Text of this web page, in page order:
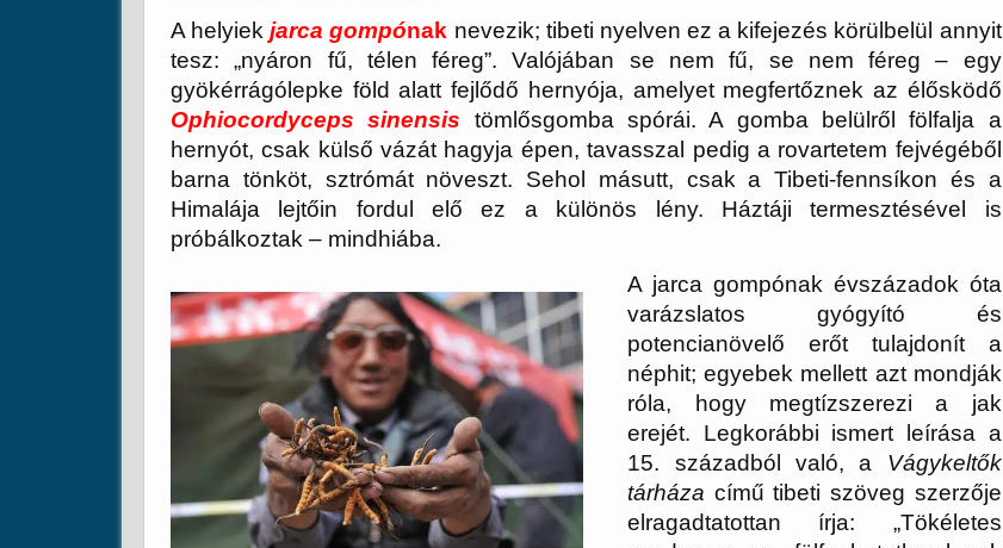
A helyiekjarca gompónak nevezik; tibeti nyelven ez a kifejezés körülbelül annyit
tesz: „nyáron fű, télen féreg”. Valójában se nem fű, se nem féreg – egy
gyökérrágólepke föld alatt fejlődő hernyója, amelyet megfertőznek az élősködő
Ophiocordyceps sinensis tömlősgomba spórái. A gomba belülről fölfalja a
hernyót, csak külső vázát hagyja épen, tavasszal pedig a rovartetem fejvégéből
barna tönköt, sztrómát növeszt. Sehol másutt, csak a Tibeti-fennsíkon és a
Himalája lejtőin fordul elő ez a különös lény. Háztáji termesztésével is
próbálkoztak – mindhiába.
A jarca gompónak évszázadok óta
varázslatos gyógyító és
potencianövelő erőt tulajdonít a
néphit; egyebek mellett azt mondják
róla, hogy megtízszerezi a jak
erejét. Legkorábbi ismert leírása a
15. századból való, a Vágykeltők
tárháza című tibeti szöveg szerzője
elragadtatottan írja: „Tökéletes